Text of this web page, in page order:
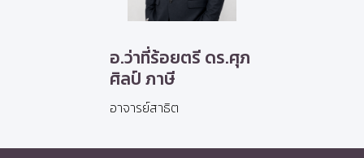
อ.ว่าที่ร้อยตรี ดร.ศุภ
ศิลป์ ภาษี
อาจารย์สาธิต